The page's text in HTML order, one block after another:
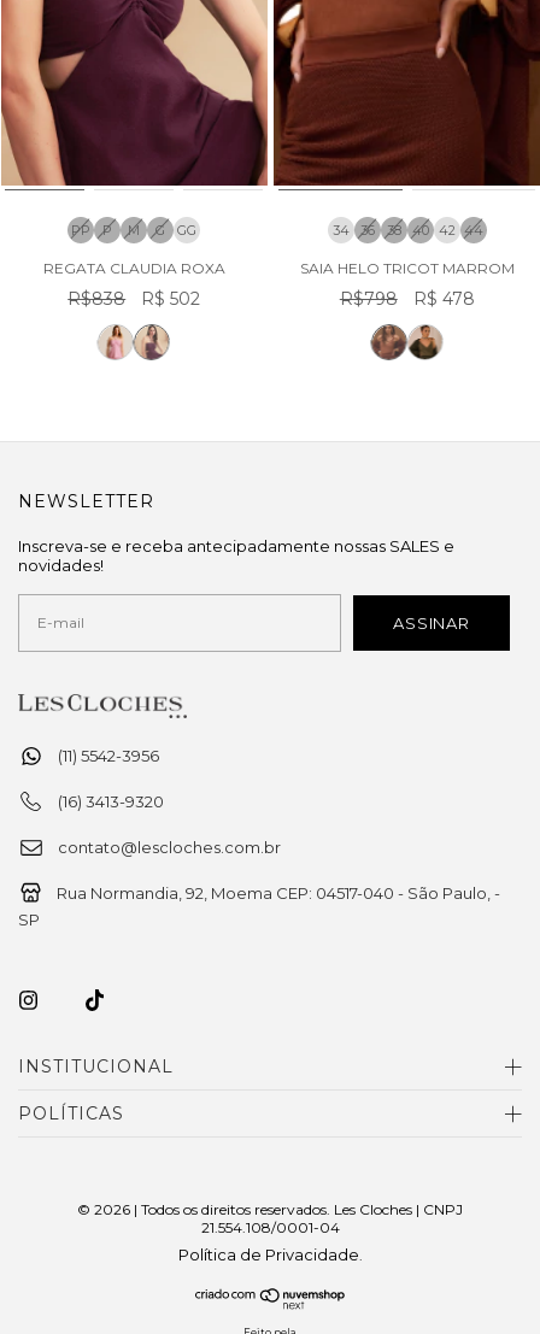
PP P M G GG
REGATA CLAUDIA ROXA
R$838 R$ 502
34 36 38 40 42 44
SAIA HELO TRICOT MARROM
R$798 R$ 478
(11) 5542-3956
(16) 3413-9320
contato@lescloches.com.br
Rua Normandia, 92, Moema CEP: 04517-040 - São Paulo, -
SP
INSTITUCIONAL
POLÍTICAS
NEWSLETTER
Inscreva-se e receba antecipadamente nossas SALES e
novidades!
© 2026 | Todos os direitos reservados. Les Cloches | CNPJ
21.554.108/0001-04
Política de Privacidade